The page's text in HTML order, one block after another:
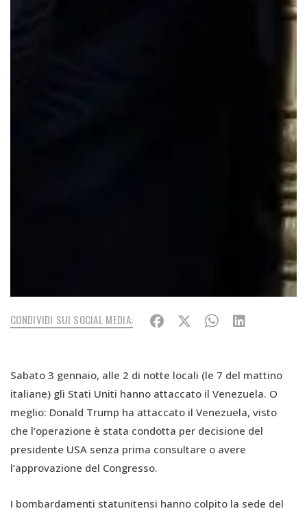
CONDIVIDI SUI SOCIAL MEDIA:
Sabato 3 gennaio, alle 2 di notte locali (le 7 del mattino
italiane) gli Stati Uniti hanno attaccato il Venezuela. O
meglio: Donald Trump ha attaccato il Venezuela, visto
che l’operazione è stata condotta per decisione del
presidente USA senza prima consultare o avere
l’approvazione del Congresso.
I bombardamenti statunitensi hanno colpito la sede del